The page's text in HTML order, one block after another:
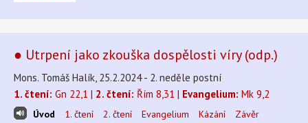
● Utrpení jako zkouška dospělosti víry (odp.)
Mons. Tomáš Halík, 25.2.2024 - 2. neděle postní
1. čtení: Gn 22,1 | 2. čtení: Řím 8,31 | Evangelium: Mk 9,2
Úvod 1. čtení 2. čtení Evangelium Kázání Závěr